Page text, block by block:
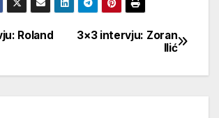
3×3 intervju: Zoran
Ilić
Roland